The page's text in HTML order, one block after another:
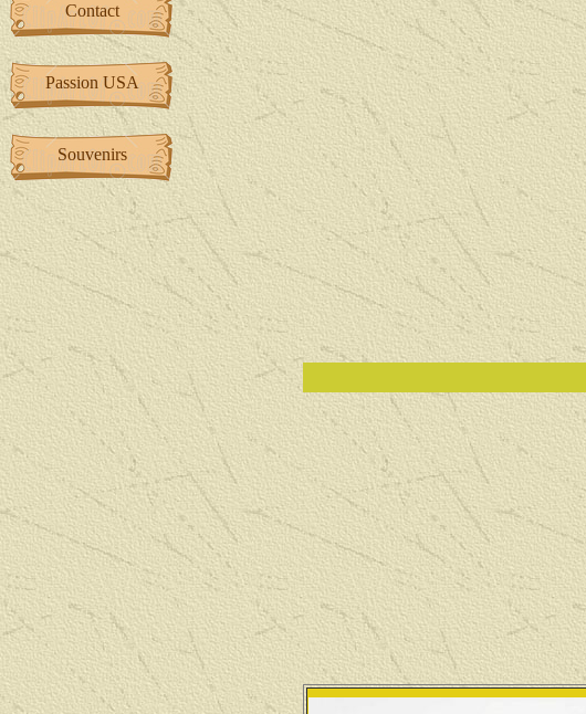
Contact
Passion USA
Souvenirs